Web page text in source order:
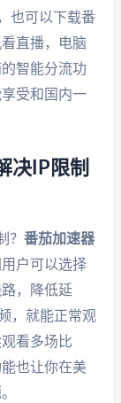
也可以下载番
直播，电脑
智能分流功
受和国内一
决IP限制
？ 番茄加速器
户可以选择
，降低延
，就能正常观
看多场比
也让你在美